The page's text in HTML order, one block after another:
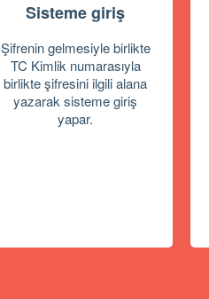
Sisteme giriş
Şifrenin gelmesiyle birlikte
TC Kimlik numarasıyla
birlikte şifresini ilgili alana
yazarak sisteme giriş
yapar.